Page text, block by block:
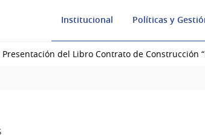
Institucional Políticas y
Presentación del Libro Contrato de Construcción